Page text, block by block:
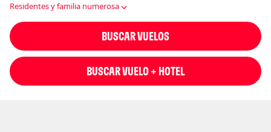
Residentes y familia numerosa
BUSCAR VUELOS
BUSCAR VUELO + HOTEL